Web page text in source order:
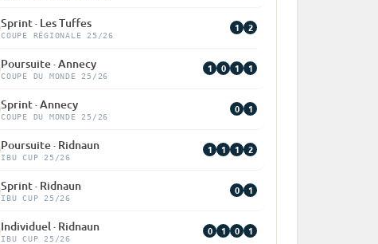
Sprint · Les Tuffes
COUPE RÉGIONALE 25/26
1 2
Poursuite · Annecy
COUPE DU MONDE 25/26
1 0 1 1
Sprint · Annecy
COUPE DU MONDE 25/26
0 1
Poursuite · Ridnaun
IBU CUP 25/26
1 1 1 2
Sprint · Ridnaun
IBU CUP 25/26
0 1
Individuel · Ridnaun
IBU CUP 25/26
0 1 0 1